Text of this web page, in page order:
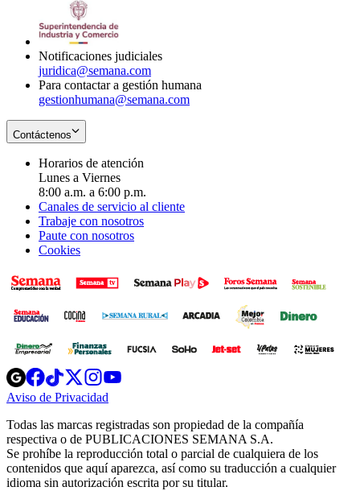
Notificaciones judiciales
juridica@semana.com
Para contactar a gestión humana
gestionhumana@semana.com
Contáctenos
Horarios de atención
Lunes a Viernes
8:00 a.m. a 6:00 p.m.
Canales de servicio al cliente
Trabaje con nosotros
Paute con nosotros
Cookies
Opens
in
new
Opens
in
new
Opens
in
new
window
Opens
new
windowwindow
Aviso de Privacidad
new
window
Todas las marcas registradas son propiedad de la compañía
respectiva o de PUBLICACIONES SEMANA S.A.
Se prohíbe la reproducción total o parcial de cualquiera de los
contenidos que aquí aparezca, así como su traducción a cualquier
idioma sin autorización escrita por su titular.